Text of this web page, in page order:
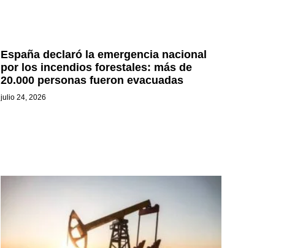
España declaró la emergencia nacional
por los incendios forestales: más de
20.000 personas fueron evacuadas
julio 24, 2026